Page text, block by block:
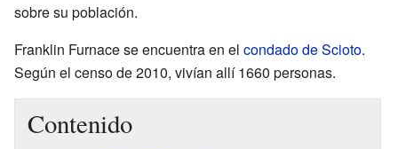
sobre su población.
Franklin Furnace se encuentra en el condado de Scioto.
Según el censo de 2010, vivían allí 1660 personas.
Contenido